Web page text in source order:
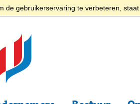
de gebruikerservaring te verbeteren,